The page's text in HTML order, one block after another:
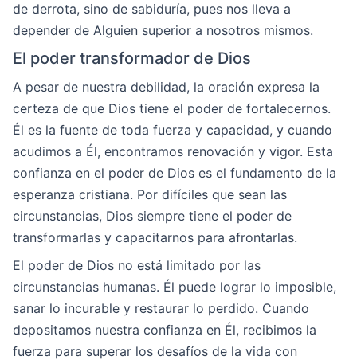
de derrota, sino de sabiduría, pues nos lleva a
depender de Alguien superior a nosotros mismos.
El poder transformador de Dios
A pesar de nuestra debilidad, la oración expresa la
certeza de que Dios tiene el poder de fortalecernos.
Él es la fuente de toda fuerza y capacidad, y cuando
acudimos a Él, encontramos renovación y vigor. Esta
confianza en el poder de Dios es el fundamento de la
esperanza cristiana. Por difíciles que sean las
circunstancias, Dios siempre tiene el poder de
transformarlas y capacitarnos para afrontarlas.
El poder de Dios no está limitado por las
circunstancias humanas. Él puede lograr lo imposible,
sanar lo incurable y restaurar lo perdido. Cuando
depositamos nuestra confianza en Él, recibimos la
fuerza para superar los desafíos de la vida con